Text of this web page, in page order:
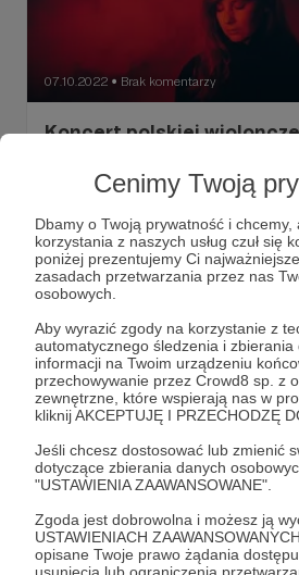
Cenimy Twoją
Dbamy o Twoją prywatność i chcemy,
korzystania z naszych usług czuł się
poniżej prezentujemy Ci
zasadach przetwarzania przez nas
osobowych.
Aby wyrazić zgody na korzystanie z
automatycznego śledzenia i
informacji na Twoim urządzeniu
przechowywanie przez Crowd8 sp. z
zewnętrzne, które wspierają nas w
kliknij AKCEPTUJĘ I PRZECHODZĘ
Jeśli chcesz dostosować lub zmienić
dotyczące zbierania danych
"USTAWIENIA ZAAWANSOWANE".
Zgoda jest dobrowolna i możesz ją
USTAWIENIACH
opisane Twoje prawo żądania
usunięcia lub ograniczenia
07.10.2022 ● Brak komentarzy
Koncert polskiej
dla Was wejściówki!
Objęliśmy patronatem medialnym
który odbywa się w warszawskim
Do zdobycia dla Was są 4 podwójne
niedzielny koncert - w poście
koncert planetarium Konkurs